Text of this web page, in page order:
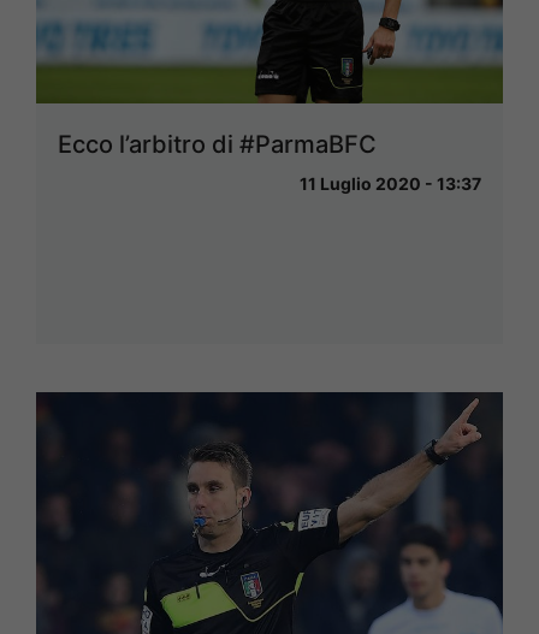
Ecco l’arbitro di #ParmaBFC
11 Luglio 2020 - 13:37